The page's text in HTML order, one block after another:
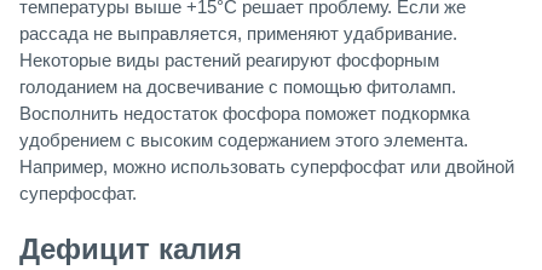
температуры выше +15°С решает проблему. Если же
рассада не выправляется, применяют удабривание.
Некоторые виды растений реагируют фосфорным
голоданием на досвечивание с помощью фитоламп.
Восполнить недостаток фосфора поможет подкормка
удобрением с высоким содержанием этого элемента.
Например, можно использовать суперфосфат или двойной
суперфосфат.
Дефицит калия